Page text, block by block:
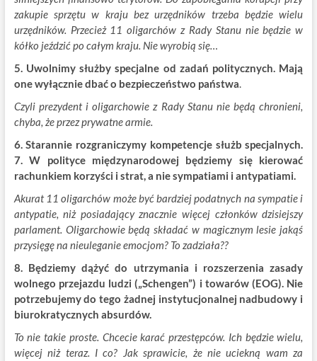
zakupie sprzętu w kraju bez urzędników trzeba będzie wielu
urzędników. Przecież 11 oligarchów z Rady Stanu nie będzie w
kółko jeździć po całym kraju. Nie wyrobią się…
5. Uwolnimy służby specjalne od zadań politycznych. Mają
one wyłącznie dbać o bezpieczeństwo państwa.
Czyli prezydent i oligarchowie z Rady Stanu nie będą chronieni,
chyba, że przez prywatne armie.
6. Starannie rozgraniczymy kompetencje służb specjalnych.
7. W polityce międzynarodowej będziemy się kierować
rachunkiem korzyści i strat, a nie sympatiami i antypatiami.
Akurat 11 oligarchów może być bardziej podatnych na sympatie i
antypatie, niż posiadający znacznie więcej członków dzisiejszy
parlament. Oligarchowie będą składać w magicznym lesie jakąś
przysięgę na nieuleganie emocjom? To zadziała??
8. Będziemy dążyć do utrzymania i rozszerzenia zasady
wolnego przejazdu ludzi („Schengen”) i towarów (EOG). Nie
potrzebujemy do tego żadnej instytucjonalnej nadbudowy i
biurokratycznych absurdów.
To nie takie proste. Chcecie karać przestępców. Ich będzie wielu,
więcej niż teraz. I co? Jak sprawicie, że nie uciekną wam za